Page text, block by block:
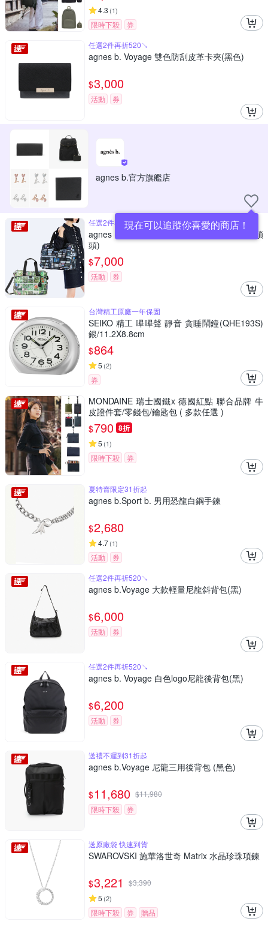
4.3 (1)
限時下殺
券
任選2件再折520↘
agnes b. Voyage 雙色防刮皮革卡夾(黑色)
$3,000
活動 券
agnes b.官方旗艦店
現在可以追蹤你喜愛的商店！
任選2件再折520↘
agnes b.Voyage 印花經典旅行包(多款/附有鎖
頭)
$7,000
活動 券
台灣精工原廠一年保固
SEIKO 精工 嗶嗶聲 靜音 貪睡鬧鐘(QHE193S)
銀/11.2X8.8cm
$864
5 (2)
券
MONDAINE 瑞士國鐵x 德國紅點 聯合品牌 牛
皮證件套/零錢包/鑰匙包 ( 多款任選 )
$790 8折
5 (1)
限時下殺 券
夏特賣限定31折起
agnes b.Sport b. 男用恐龍白鋼手鍊
$2,680
4.7(1)
活動
券
任選2件再折520↘
agnes b.Voyage 大款輕量尼龍斜背包(黑)
$6,000
活動 券
任選2件再折520↘
agnes b. Voyage 白色logo尼龍後背包(黑)
$6,200
活動 券
送禮不遲到31折起
agnes b.Voyage 尼龍三用後背包 (黑色)
$11,680 $11,980
限時下殺
券
送原廠袋 快速到貨
SWAROVSKI 施華洛世奇 Matrix 水晶珍珠項鍊
$3,221 $3,390
5 (2)
限時下殺 券
贈品